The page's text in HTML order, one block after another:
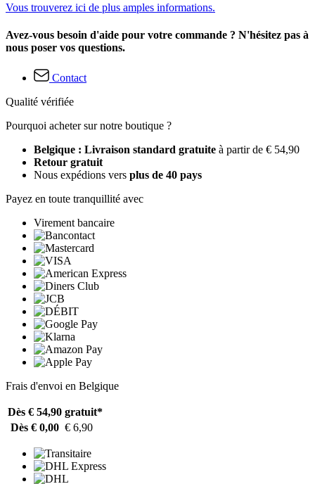
Vous trouverez ici de plus amples informations.
Avez-vous besoin d'aide pour votre commande ? N'hésitez pas à
nous poser vos questions.
Contact
Qualité vérifiée
Pourquoi acheter sur notre boutique ?
Belgique : Livraison standard gratuite à partir de € 54,90
Retour gratuit
Nous expédions vers plus de 40 pays
Payez en toute tranquillité avec
Virement bancaire
Frais d'envoi en Belgique
Dès € 54,90 gratuit*
Dès € 0,00 € 6,90